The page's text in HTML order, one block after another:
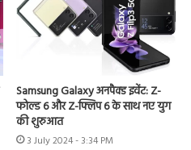
Samsung Galaxy अनपैक्ड इवेंट: Z-
फोल्ड 6 और Z-फ्लिप 6 के साथ नए युग
की शुरुआत
3 July 2024 - 3:34 PM